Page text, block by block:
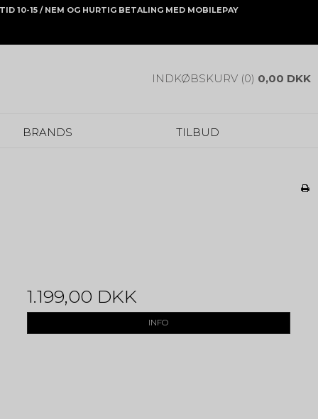
10-15 / NEM OG HURTIG BETALING MED MOBILEPAY
INDKØBSKURV (0) 0,00 DKK
BRANDS TILBUD
1.199,00 DKK
INFO